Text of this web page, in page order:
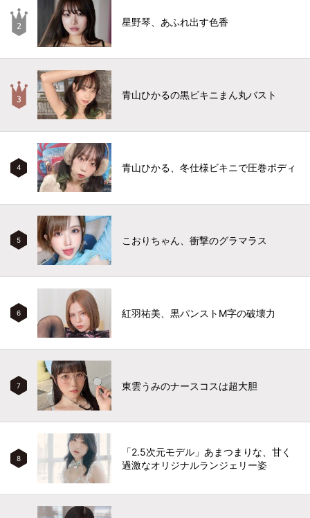
星野琴、あふれ出す色香
青山ひかるの黒ビキニまん丸バスト
4 青山ひかる、冬仕様ビキニで圧巻ボディ
5 こおりちゃん、衝撃のグラマラス
6 紅羽祐美、黒パンストM字の破壊力
7 東雲うみのナースコスは超大胆
8
「2.5次元モデル」あまつまりな、甘く
過激なオリジナルランジェリー姿